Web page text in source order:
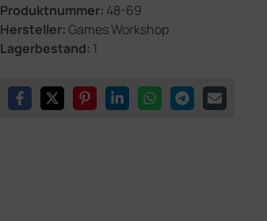
Produktnummer: 48-69
Hersteller:Games Workshop
Lagerbestand: 1